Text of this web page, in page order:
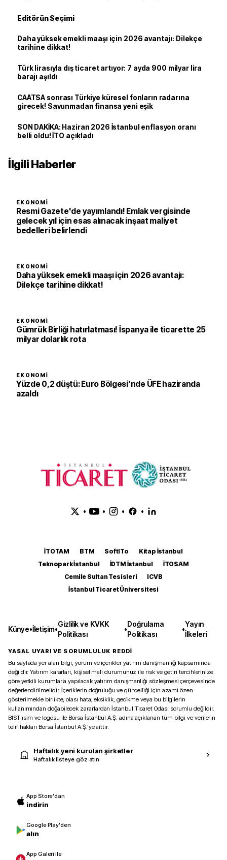
Editörün Seçimi
Daha yüksek emekli maaşı için 2026 avantajı: Dilekçe
tarihine dikkat!
Türk lirasıyla dış ticaret artıyor: 7 ayda 900 milyar lira
barajı aşıldı
CAATSA sonrası Türkiye küresel fonların radarına
girecek! Savunmadan finansa yeni eşik
SON DAKİKA: Haziran 2026 İstanbul enflasyon oranı
belli oldu! İTO açıkladı
İlgili Haberler
EKONOMI
Resmi Gazete'de yayımlandı! Emlak vergisinde
gelecek yıl için esas alınacak inşaat maliyet
bedelleri belirlendi
EKONOMI
Daha yüksek emekli maaşı için 2026 avantajı:
Dilekçe tarihine dikkat!
EKONOMI
Gümrük Birliği hatırlatması! İspanya ile ticarette 25
milyar dolarlık rota
EKONOMI
Yüzde 0,2 düştü: Euro Bölgesi’nde ÜFE haziranda
azaldı
• • • •
İTOTAM BTM SoftITo
Kitap İstanbul
Teknopark İstanbul
İDTM İstanbul
İTOSAM
Cemile Sultan Tesisleri
ICVB
İstanbul Ticaret Üniversitesi
Künye•İletişim•
Gizlilik ve KVKK
Politikası
•
Doğrulama
Politikası
•
Yayın
İlkeleri
YASAL UYARI VE SORUMLULUK REDDİ
Bu sayfada yer alan bilgi, yorum ve içerikler yatırım danışmanlığı kapsamında
değildir. Yatırım kararları, kişisel mali durumunuz ile risk ve getiri tercihlerinize
göre yetkili kurumlarla yapılacak yatırım danışmanlığı sözleşmesi çerçevesinde
değerlendirilmelidir. İçeriklerin doğruluğu ve güncelliği için azami özen
gösterilmekle birlikte, olası hata, eksiklik, gecikme veya bu bilgilerin
kullanımından doğabilecek zararlardan İstanbul Ticaret Odası sorumlu değildir.
BIST isim ve logosu ile Borsa İstanbul A.Ş. adına açıklanan tüm bilgi ve verilerin
telif hakları Borsa İstanbul A.Ş.’ye aittir.
Haftalık yeni kurulan şirketler
Haftalık listeye göz atın
App Store'dan
indirin
Google Play'den
alın
App Galeri ile